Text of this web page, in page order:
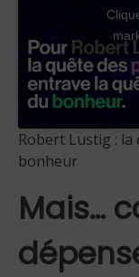
Robert Lustig :
bonheur
Mais…